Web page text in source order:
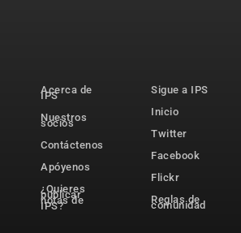
Acerca de
IPS
Nuestros
socios
Contáctenos
Apóyenos
¿Quieres
publicar
notas de
IPS?
Sigue a IPS
Inicio
Twitter
Facebook
Flickr
Reglas de
comunidad